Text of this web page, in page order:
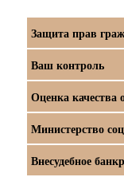
Защита прав
Ваш контроль
Оценка
Министерство
Внесудебное